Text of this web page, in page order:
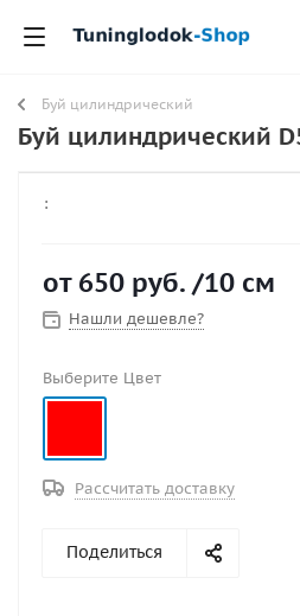
Буй цилиндрический
Буй цилиндрический
:
от 650 руб. /10 см
Нашли дешевле?
Выберите Цвет
Рассчитать доставку
Поделиться